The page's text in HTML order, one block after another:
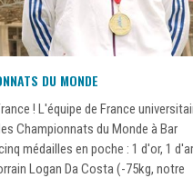
DU MONDE
! L'équipe de France
Championnats du Monde à Bar
médailles en poche : 1 d'or, 1
Logan Da Costa (-75kg, notre